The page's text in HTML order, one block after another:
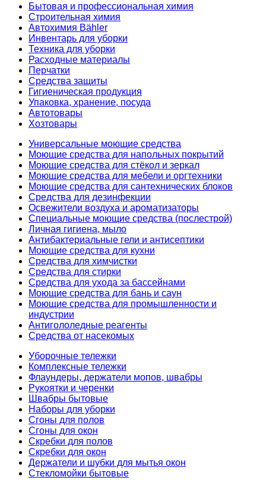
Бытовая и профессиональная химия
Строительная химия
Автохимия Bähler
Инвентарь для уборки
Техника для уборки
Расходные материалы
Перчатки
Средства защиты
Гигиеническая продукция
Упаковка, хранение, посуда
Автотовары
Хозтовары
Универсальные моющие средства
Моющие средства для напольных покрытий
Моющие средства для стёкол и зеркал
Моющие средства для мебели и оргтехники
Моющие средства для сантехнических блоков
Средства для дезинфекции
Освежители воздуха и ароматизаторы
Специальные моющие средства (послестрой)
Личная гигиена, мыло
Антибактериальные гели и антисептики
Моющие средства для кухни
Средства для химчистки
Средства для стирки
Средства для ухода за бассейнами
Моющие средства для бань и саун
Моющие средства для промышленности и
индустрии
Антигололедные реагенты
Средства от насекомых
Уборочные тележки
Комплексные тележки
Флаундеры, держатели мопов, швабры
Рукоятки и черенки
Швабры бытовые
Наборы для уборки
Сгоны для полов
Сгоны для окон
Скребки для полов
Скребки для окон
Держатели и шубки для мытья окон
Стекломойки бытовые